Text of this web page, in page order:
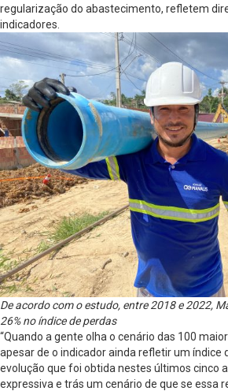
regularização do abastecimento, refletem
indicadores.
De acordo com o estudo, entre 2018 e 2022,
26% no índice de perdas
“Quando a gente olha o cenário das 100
apesar de o indicador ainda refletir um índice
evolução que foi obtida nestes últimos cinco
expressiva e trás um cenário de que se essa